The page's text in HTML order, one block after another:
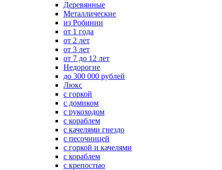
Деревянные
Металлические
из Робинии
от 1 года
от 2 лет
от 3 лет
от 7 до 12 лет
Недорогие
до 300 000 рублей
Люкс
с горкой
с домиком
с рукоходом
с кораблем
с качелями гнездо
с песочницей
с горкой и качелями
с кораблем
с крепостью